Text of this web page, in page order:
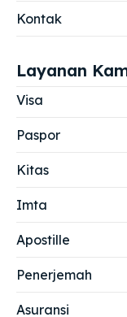
Kontak
Layanan
Visa
Paspor
Kitas
Imta
Apostille
Penerjemah
Asuransi